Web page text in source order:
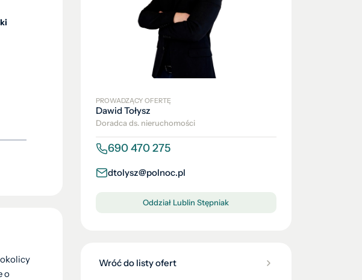
o
PROWADZĄCY OFERTĘ
Dawid Tołysz
Doradca ds. nieruchomości
690 470 275
dtolysz@polnoc.pl
Oddział Lublin Stępniak
Wróć do listy ofert